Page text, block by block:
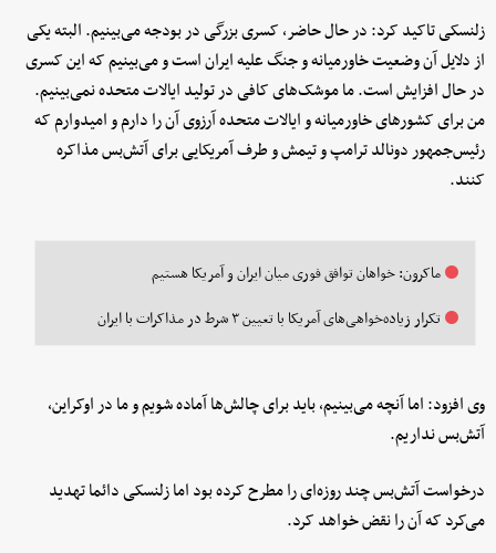
زلنسکی تاکید کرد: در حال حاضر، کسری بزرگی در بودجه می‌بینیم. البته یکی
از دلایل آن وضعیت خاورمیانه و جنگ علیه ایران است و می‌بینیم که این کسری
در حال افزایش است. ما موشک‌های کافی در تولید ایالات متحده نمی‌بینیم.
من برای کشورهای خاورمیانه و ایالات متحده آرزوی آن را دارم و امیدوارم که
رئیس‌جمهور دونالد ترامپ و تیمش و طرف آمریکایی برای آتش‌بس مذاکره
کنند.
ماکرون: خواهان توافق فوری میان ایران و آمریکا هستیم
تکرار زیاده‌خواهی‌های آمریکا با تعیین ۳ شرط در مذاکرات با ایران
وی افزود: اما آنچه می‌بینیم، باید برای چالش‌ها آماده شویم و ما در اوکراین،
آتش‌بس نداریم.
درخواست آتش‌بس چند روزه‌ای را مطرح کرده بود اما زلنسکی دائما تهدید
می‌کرد که آن را نقض خواهد کرد.